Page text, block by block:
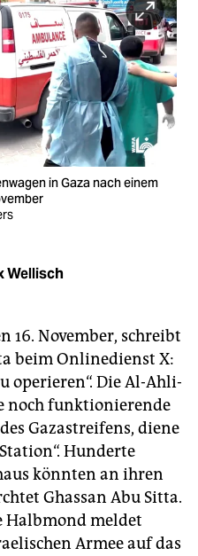
in Gaza nach einem
Wellisch
16. November, schreibt
beim Onlinedienst X:
operieren“. Die Al-Ahli-
noch funktionierende
Gazastreifens, diene
Hunderte
könnten an ihren
Ghassan Abu Sitta.
Halbmond meldet
Armee auf das